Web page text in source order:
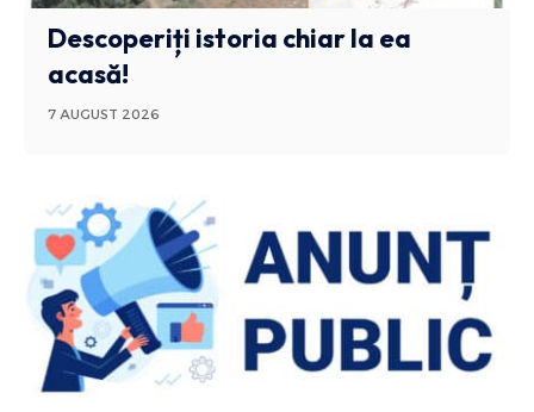
Descoperiți istoria chiar la ea
acasă!
7 AUGUST 2026